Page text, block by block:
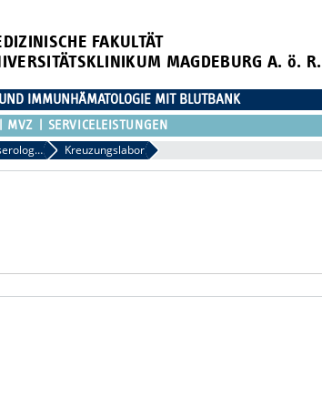
FAKULTÄT
MAGDEBURG A. ö. R.
IMMUNHÄMATOLOGIE MIT BLUTBANK
MVZ SERVICELEISTUNGEN
Blutgruppenserologie Kreuzungslabor